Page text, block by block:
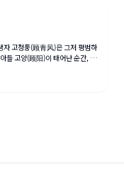
자 고청풍(顾青风)은 그저 평범하
들 고양(顾阳)이 태어난 순간, 그